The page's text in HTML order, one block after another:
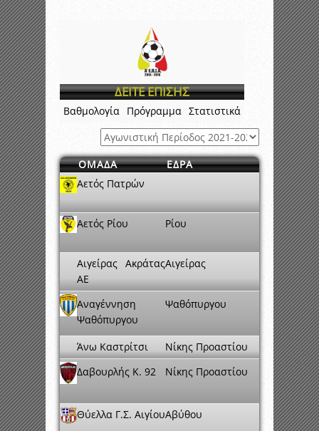
ΔΕΙΤΕ ΕΠΙΣΗΣ
Βαθμολογία Πρόγραμμα Στατιστικά
ΟΜΑΔΑ
ΕΔΡΑ
Αετός Πατρών
Αετός Ρίου Ρίου
Αιγείρας Ακράτας
ΑΕ
Αιγείρας
Αναγέννηση
Ψαθόπυργου
Ψαθόπυργου
Άνω Καστρίτσι
Νίκης Προαστίου
Δαβουρλής K. 92
Νίκης Προαστίου
Θύελλα Γ.Σ. ΑιγίουΑβύθου